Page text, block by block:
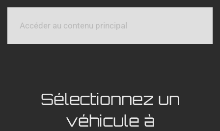
Accéder au contenu principal
Sélectionnez un
véhicule à